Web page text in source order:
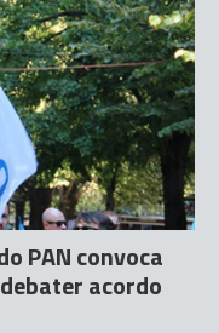
PAN convoca
acordo